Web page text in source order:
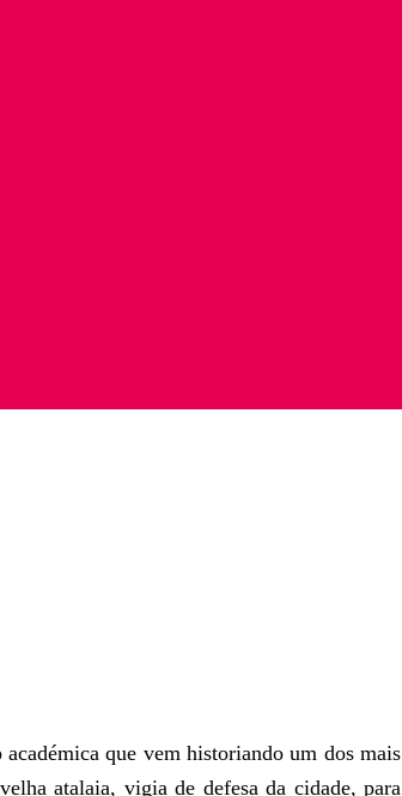
que vem historiando um dos mais
atalaia, vigia de defesa da cidade, para